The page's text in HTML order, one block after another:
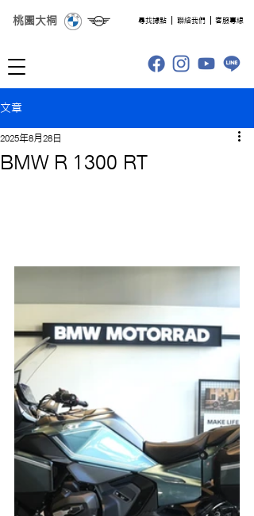
桃園大桐 ​尋找據點 聯絡我們 客服專線
文章
BMW R 1300 RT
2025年8月28日